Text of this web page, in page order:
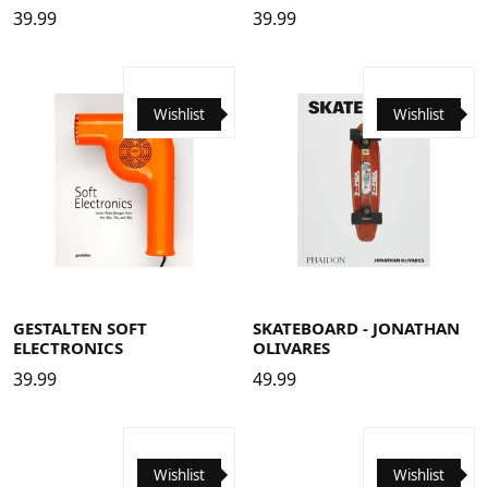
39.99 39.99
Wishlist
GESTALTEN SOFT
ELECTRONICS
39.99
Wishlist
SKATEBOARD - JONATHAN
OLIVARES
49.99
Wishlist Wishlist